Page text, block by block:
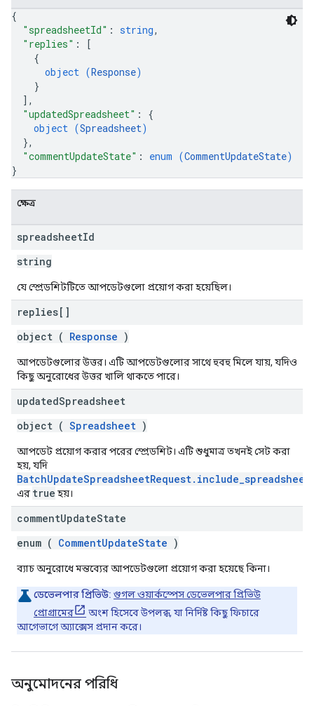
{
"spreadsheetId" : string,
"replies" :
[
{
object (Response)
}
] ,
"updatedSpreadsheet" : {
object (Spreadsheet)
},
"commentUpdateState" : enum (CommentUpdateState)
}
ক্ষেত্র
spreadsheetId
string
যে স্প্রেডশিটটিতে আপডেটগুলো প্রয়োগ করা হয়েছিল।
replies[]
object ( Response )
আপডেটগুলোর উত্তর। এটি আপডেটগুলোর সাথে হুবহু মিলে যায়, যদিও
কিছু অনুরোধের উত্তর খালি থাকতে পারে।
updatedSpreadsheet
object ( Spreadsheet )
আপডেট প্রয়োগ করার পরের স্প্রেডশিট। এটি শুধুমাত্র তখনই সেট করা
হয়, যদি
এর true হয়।
commentUpdateState
enum ( CommentUpdateState )
ব্যাচ অনুরোধে মন্তব্যের আপডেটগুলো প্রয়োগ করা হয়েছে কিনা।
ডেভেলপার প্রিভিউ: গুগল ওয়ার্কস্পেস ডেভেলপার প্রিভিউ
প্রোগ্রামের
অংশ হিসেবে উপলব্ধ, যা নির্দিষ্ট কিছু ফিচারে
আগেভাগে অ্যাক্সেস প্রদান করে।
অনুমোদনের পরিধি